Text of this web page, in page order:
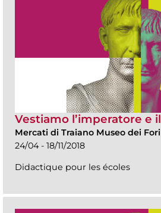
Vestiamo l’imperatore e
Mercati di Traiano Museo dei
24/04 - 18/11/2018
Didactique pour les écoles